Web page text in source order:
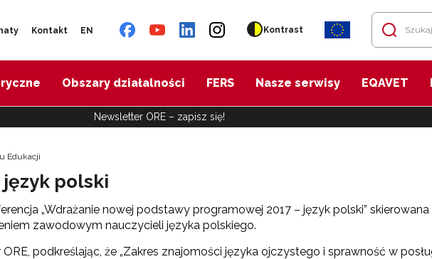
Kontakt EN Kontrast
Obszary działalności FERS Nasze serwisy EQAVET
Newsletter ORE – zapisz się!
Edukacji
polski
„Wdrażanie nowej podstawy programowej 2017 – język polski”
zawodowym nauczycieli języka polskiego.
podkreślając, że „Zakres znajomości języka ojczystego i sprawność w